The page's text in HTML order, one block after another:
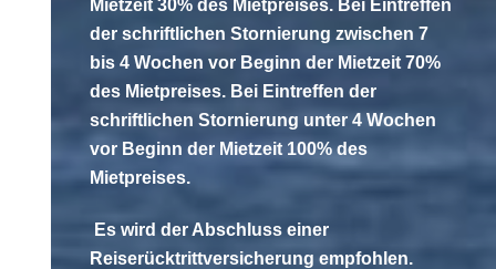
Mietzeit 30% des Mietpreises. Bei Eintreffen
der schriftlichen Stornierung zwischen 7
bis 4 Wochen vor Beginn der Mietzeit 70%
des Mietpreises. Bei Eintreffen der
schriftlichen Stornierung unter 4 Wochen
vor Beginn der Mietzeit 100% des
Mietpreises.
Es wird der Abschluss einer
Reiserücktrittversicherung empfohlen.